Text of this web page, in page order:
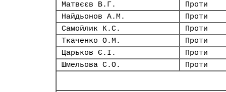
Матвєєв В.Г.
Проти
Найдьонов А.М.
Проти
Самойлик К.С.
Проти
Ткаченко О.М.
Проти
Царьков Є.І.
Проти
Шмельова С.О.
Проти